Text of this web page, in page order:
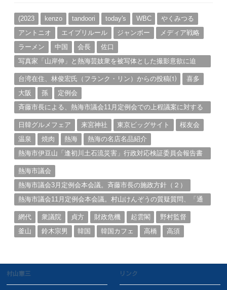
ブ(2023 kenzo tandoori today's WBC
やくみつる
アントニオ
エイプリルール ジャンボー
メディア戦略
ラーメン
中国 会長
佐口
写真家「山岸伸」と熱海芸妓衆を被写体とした撮影意欲に迫
台湾在住、林俊宏氏（フランク・リン）からの投稿⑴
喜多
大阪
孫
定例会
斉藤市長による、熱海市議会11月定例会での上程議案に対する
日韓グルメフェア
来宮神社 東京ビッグサイト
桜友会
温泉
焼肉 熱海
熱海の名店名品紹介
熱海市伊豆山「逢初川土石流災害」行政対応検証委員会報告書
熱海市議会
熱海市議会3月定例会本会議。斉藤市長の施政方針（２）
熱海市議会11月定例会本会議。村山けんぞうの質疑質問、「通
網代
衆議院 貞方 財政危機 起雲閣
野村監督
釜山
鈴木宗男 韓国 韓国カフェ 高橋 高須
村山憲三 リンク